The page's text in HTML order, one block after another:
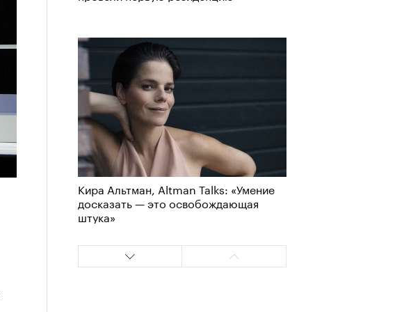
Кира Альтман, Altman Talks: «Умение
досказать — это освобождающая
штука»
досказать — это освобождающая
штука»
Сможет ли человек прожить 180 лет:
отвечает Станислав Скакун